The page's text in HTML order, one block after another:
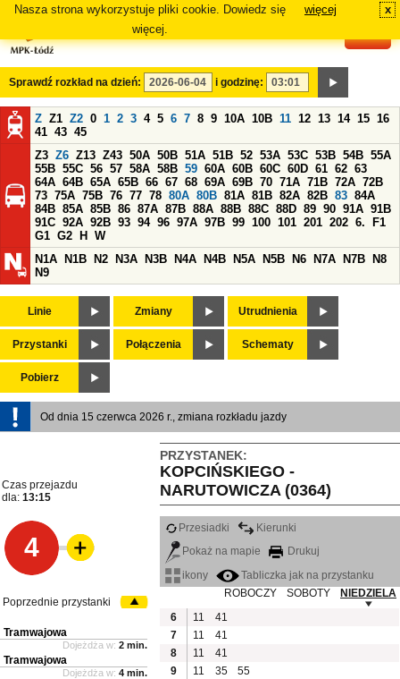
Nasza strona wykorzystuje pliki cookie. Dowiedz się
więcej.
więcej x
Sprawdź rozkład na dzień: i godzinę:
Z Z1 Z2 0 1 2 3 4 5 6 7 8 9 10A 10B 11 12 13 14 15 16
41 43 45
Z3 Z6 Z13 Z43 50A 50B 51A 51B 52 53A 53C 53B 54B 55A
55B 55C 56 57 58A 58B 59 60A 60B 60C 60D 61 62 63
64A 64B 65A 65B 66 67 68 69A 69B 70 71A 71B 72A 72B
73 75A 75B 76 77 78 80A 80B 81A 81B 82A 82B 83 84A
84B 85A 85B 86 87A 87B 88A 88B 88C 88D 89 90 91A 91B
91C 92A 92B 93 94 96 97A 97B 99 100 101 201 202 6.
F1
G1 G2 H
W
N1A
N1B N2 N3A N3B N4A N4B N5A N5B N6 N7A N7B
N8
N9
Linie Zmiany Utrudnienia
Przystanki Połączenia Schematy
Pobierz
Od dnia 15 czerwca 2026 r., zmiana rozkładu jazdy
PRZYSTANEK:
KOPCIŃSKIEGO -
NARUTOWICZA (0364)
Czas przejazdu
dla: 13:15
4
Przesiadki
Kierunki
Pokaż na mapie
Drukuj
ikony
Tabliczka jak na przystanku
ROBOCZY
SOBOTY
NIEDZIELA
6
11
41
7
11
41
8
11
41
9
11 35
55
Poprzednie przystanki
Tramwajowa
Dojeżdża w: 2 min.
Tramwajowa
Dojeżdża w: 4 min.